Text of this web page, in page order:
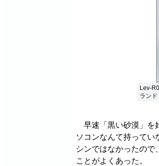
Lev-
ラン
早速「黒い砂漠」を
ソコンなんて持ってい
シンではなかったの
ことがよくあった。